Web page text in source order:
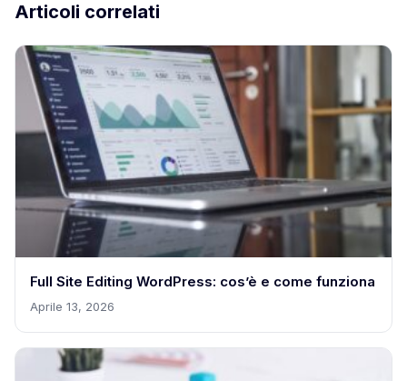
Articoli correlati
Full Site Editing WordPress: cos’è e come funziona
Aprile 13, 2026